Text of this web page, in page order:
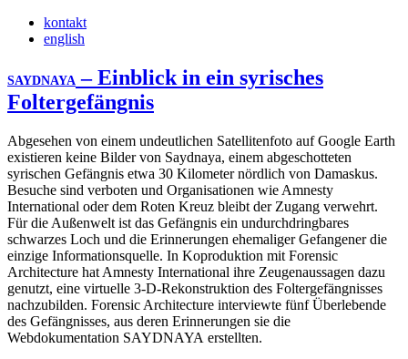
kontakt
english
SAYDNAYA – Einblick in ein syrisches
Foltergefängnis
Abgesehen von einem undeutlichen Satellitenfoto auf Google Earth
existieren keine Bilder von Saydnaya, einem abgeschotteten
syrischen Gefängnis etwa 30 Kilometer nördlich von Damaskus.
Besuche sind verboten und Organisationen wie Amnesty
International oder dem Roten Kreuz bleibt der Zugang verwehrt.
Für die Außenwelt ist das Gefängnis ein undurchdringbares
schwarzes Loch und die Erinnerungen ehemaliger Gefangener die
einzige Informationsquelle. In Koproduktion mit Forensic
Architecture hat Amnesty International ihre Zeugenaussagen dazu
genutzt, eine virtuelle 3-D-Rekonstruktion des Foltergefängnisses
nachzubilden. Forensic Architecture interviewte fünf Überlebende
des Gefängnisses, aus deren Erinnerungen sie die
Webdokumentation SAYDNAYA erstellten.